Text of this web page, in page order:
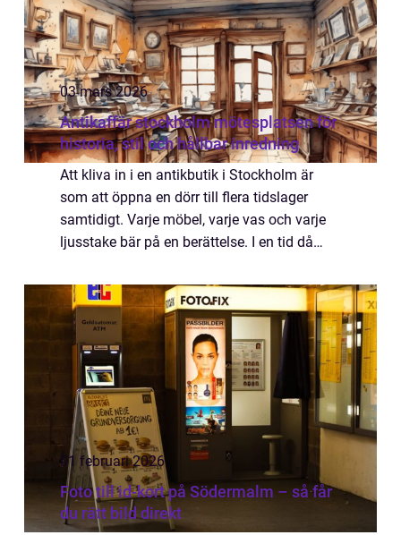
03 mars 2026
Antikaffär stockholm mötesplatsen för
historia, stil och hållbar inredning
Att kliva in i en antikbutik i Stockholm är
som att öppna en dörr till flera tidslager
samtidigt. Varje möbel, varje vas och varje
ljusstake bär på en berättelse. I en tid då
söker sig allt fler till antikhand...
01 februari 2026
Foto till id-kort på Södermalm – så får
du rätt bild direkt